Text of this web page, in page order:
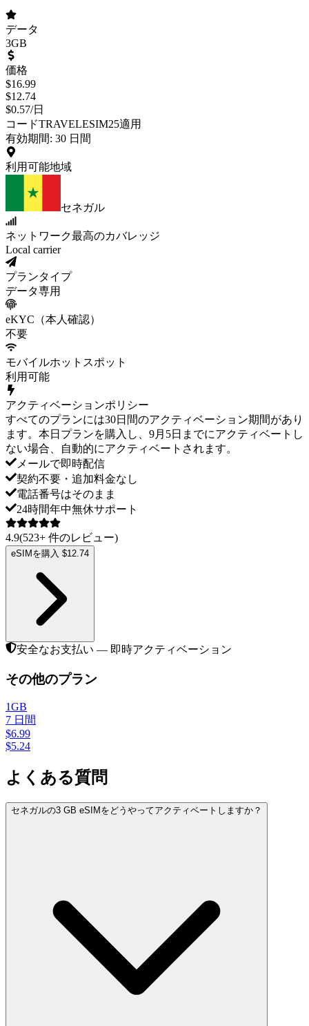
データ
3GB
価格
$16.99
$12.74
$0.57/日
コードTRAVELESIM25適用
有効期間: 30 日間
利用可能地域
セネガル
ネットワーク最高のカバレッジ
Local carrier
プランタイプ
データ専用
eKYC（本人確認）
不要
モバイルホットスポット
利用可能
アクティベーションポリシー
すべてのプランには30日間のアクティベーション期間があり
ます。本日プランを購入し、9月5日までにアクティベートし
ない場合、自動的にアクティベートされます。
メールで即時配信
契約不要・追加料金なし
電話番号はそのまま
24時間年中無休サポート
4.9(523+ 件のレビュー)
eSIMを購入 $12.74
安全なお支払い — 即時アクティベーション
その他のプラン
1GB
7 日間
$6.99
$5.24
よくある質問
セネガルの3 GB eSIMをどうやってアクティベートしますか？